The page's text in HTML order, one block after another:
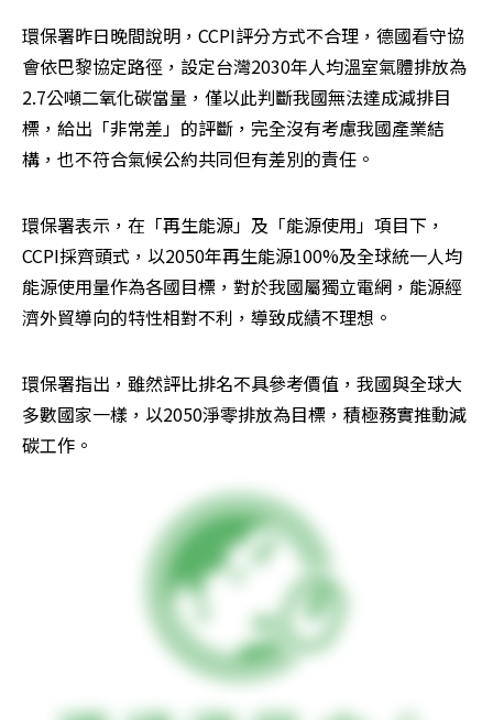
環保署昨日晚間說明，CCPI評分方式不合理，德國看守協
會依巴黎協定路徑，設定台灣2030年人均溫室氣體排放為
2.7公噸二氧化碳當量，僅以此判斷我國無法達成減排目
標，給出「非常差」的評斷，完全沒有考慮我國產業結
構，也不符合氣候公約共同但有差別的責任。
環保署表示，在「再生能源」及「能源使用」項目下，
CCPI採齊頭式，以2050年再生能源100%及全球統一人均
能源使用量作為各國目標，對於我國屬獨立電網，能源經
濟外貿導向的特性相對不利，導致成績不理想。
環保署指出，雖然評比排名不具參考價值，我國與全球大
多數國家一樣，以2050淨零排放為目標，積極務實推動減
碳工作。